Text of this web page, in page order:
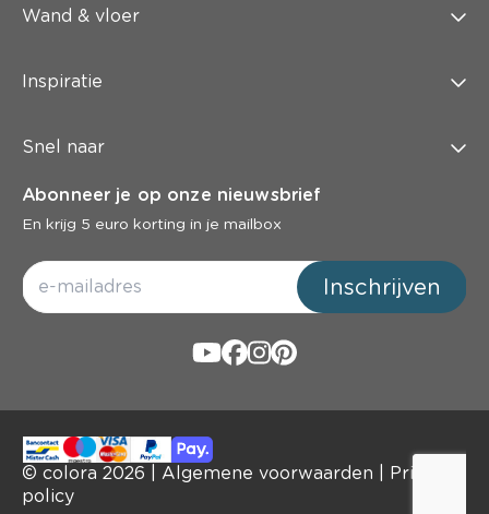
Wand & vloer
Inspiratie
Snel naar
Abonneer je op onze nieuwsbrief
En krijg 5 euro korting in je mailbox
Inschrijven
© colora 2026 Algemene voorwaarden
Privacy
policy